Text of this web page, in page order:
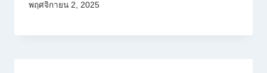
พฤศจิกายน 2, 2025